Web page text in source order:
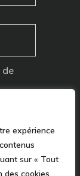
expérience
sur « Tout
cookies.
de